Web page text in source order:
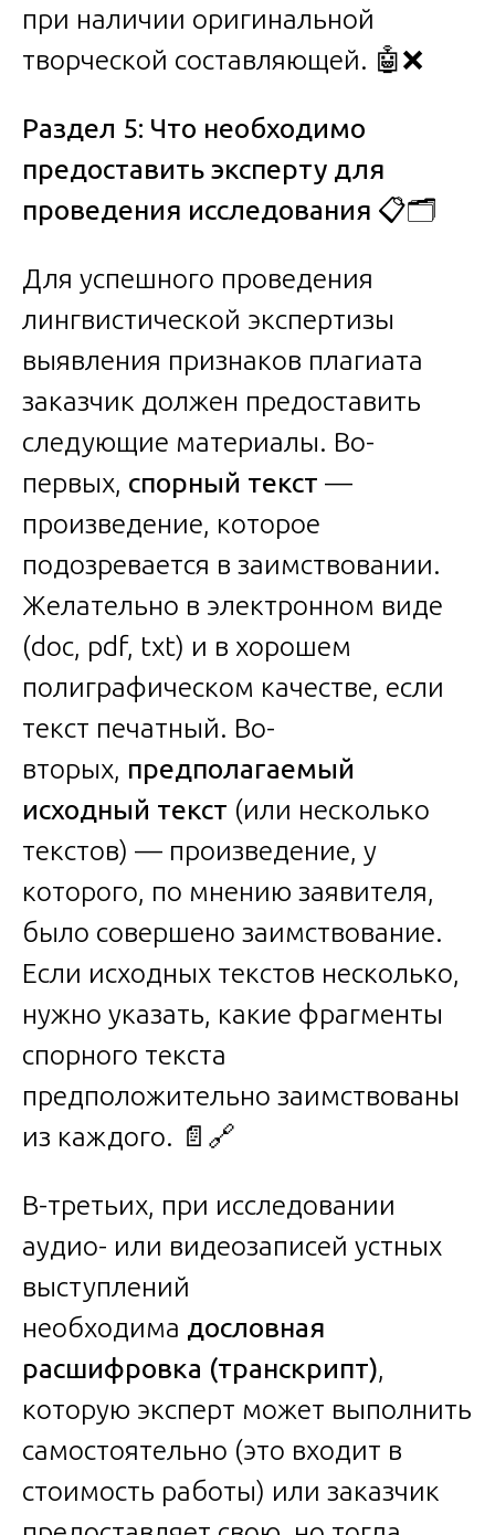
при наличии оригинальной
творческой составляющей. 🤖❌
Раздел 5: Что необходимо
предоставить эксперту для
проведения исследования 📋🗂️
Для успешного проведения
лингвистической экспертизы
выявления признаков плагиата
заказчик должен предоставить
следующие материалы. Во-
первых, спорный текст —
произведение, которое
подозревается в заимствовании.
Желательно в электронном виде
(doc, pdf, txt) и в хорошем
полиграфическом качестве, если
текст печатный. Во-
вторых, предполагаемый
исходный текст (или несколько
текстов) — произведение, у
которого, по мнению заявителя,
было совершено заимствование.
Если исходных текстов несколько,
нужно указать, какие фрагменты
спорного текста
предположительно заимствованы
из каждого. 📄🔗
В-третьих, при исследовании
аудио- или видеозаписей устных
выступлений
необходима дословная
расшифровка (транскрипт),
которую эксперт может выполнить
самостоятельно (это входит в
стоимость работы) или заказчик